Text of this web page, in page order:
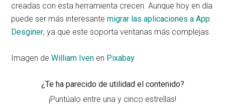
creadas con esta herramienta crecen. Aunque hoy en día
puede ser más interesantemigrar las aplicaciones a App
Desginer, ya que este soporta ventanas más complejas.
Imagen deWilliam Iven en Pixabay
¿Te ha parecido de utilidad el contenido?
¡Puntúalo entre una y cinco estrellas!